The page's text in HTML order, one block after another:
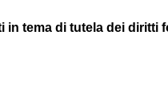
tema di tutela dei diritti